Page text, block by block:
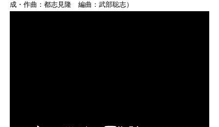
成・作曲：都志見隆 編曲：武部聡志）